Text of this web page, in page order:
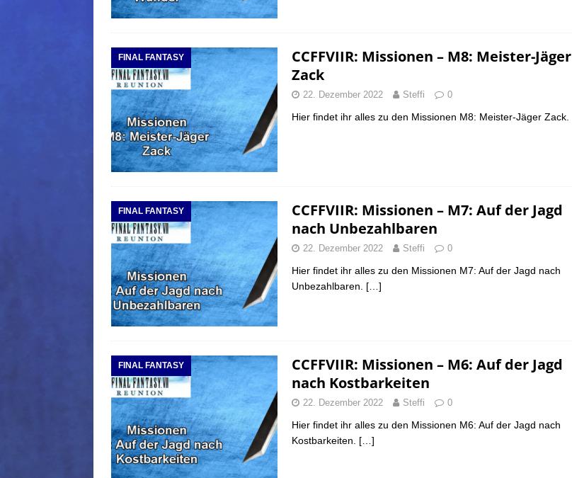
FINAL FANTASY
CCFFVIIR: Missionen – M8: Meister-Jäger
Zack
22. Dezember 2022 Steffi 0
Hier findet ihr alles zu den Missionen M8: Meister-Jäger Zack.
FINAL FANTASY
CCFFVIIR: Missionen – M7: Auf der Jagd
nach Unbezahlbaren
22. Dezember 2022 Steffi 0
Hier findet ihr alles zu den Missionen M7: Auf der Jagd nach
Unbezahlbaren. […]
FINAL FANTASY
CCFFVIIR: Missionen – M6: Auf der Jagd
nach Kostbarkeiten
22. Dezember 2022 Steffi 0
Hier findet ihr alles zu den Missionen M6: Auf der Jagd nach
Kostbarkeiten. […]